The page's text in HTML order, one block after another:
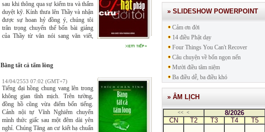
sau khi thông qua sự kiểm tra và thẩm
duyệt kỹ. Kính thưa lên Thầy và nhận
được sự hoan hỷ đồng ý, chúng tôi
trân trọng chuyển thể bốn bài giảng
của Thầy từ văn nói sang văn viết,
diễm phúc.
Bằng tất cả tấm lòng
14/04/2553 07:02 (GMT+7)
Tiếng đại hồng chung vang lên trong
không gian tĩnh mịch. Trên tường,
đồng hồ cũng vừa điểm bốn tiếng.
Cảnh nội tự Vĩnh Nghiêm chuyển
mình thức giấc sau một đêm dài yên
nghỉ. Chúng Tăng an cư kiết hạ chuẩn
» SLIDESHOW POWERPOINT
Cảm ơn đời
14 điều Phật dạy
Four Things You Can't Recover
Câu chuyện về bốn ngọn nến
Mười điều tâm niệm
Ba điều dễ, ba điều khó
» ÂM LỊCH
<< < 8/2026
CN T2 T3 T4 T5